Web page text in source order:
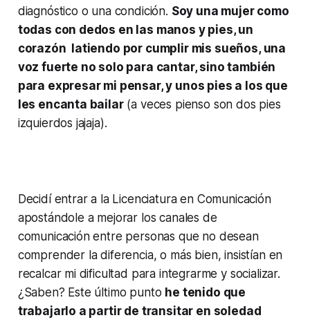
diagnóstico o una condición. Soy una mujer como
todas con dedos en las manos y pies, un
corazón latiendo por cumplir mis sueños, una
voz fuerte no solo para cantar, sino también
para expresar mi pensar, y unos pies a los que
les encanta bailar(a veces pienso son dos pies
izquierdos jajaja).
Decidí entrar a la Licenciatura en Comunicación
apostándole a mejorar los canales de
comunicación entre personas que no desean
comprender la diferencia, o más bien, insistían en
recalcar mi dificultad para integrarme y socializar.
¿Saben? Este último punto he tenido que
trabajarlo a partir de transitar en soledad